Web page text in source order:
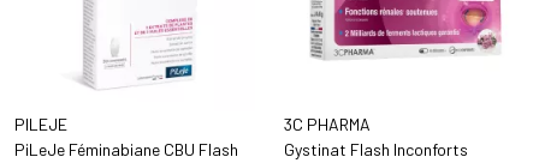
PILEJE
PiLeJe Féminabiane CBU Flash
3C PHARMA
Gystinat Flash Inconforts